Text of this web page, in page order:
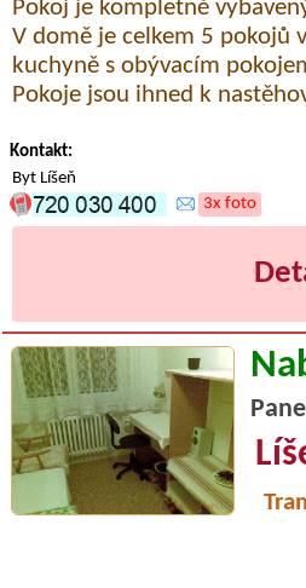
Pokoj je kompletně
V domě je celkem 5 pokojů
kuchyně s obývacím
Pokoje jsou ihned k
Kontakt:
Byt Líšeň
3x foto